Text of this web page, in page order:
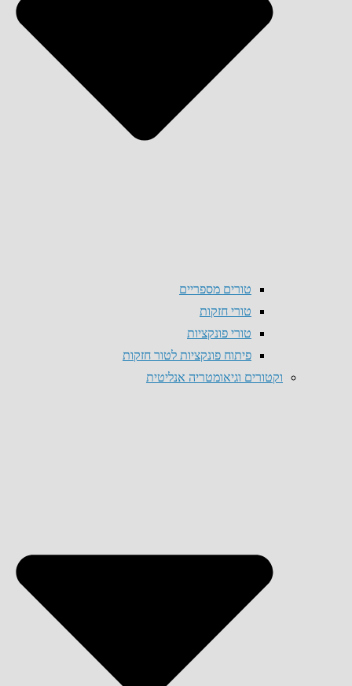
טורים מספריים
טורי חזקות
טורי פונקציות
פיתוח פונקציות לטור חזקות
וקטורים וגיאומטריה אנליטית